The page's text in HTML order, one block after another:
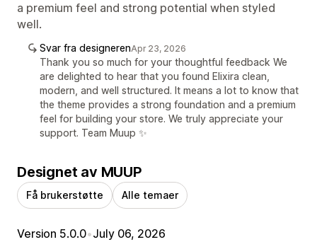
a premium feel and strong potential when styled
well.
Svar fra designerenApr 23, 2026
Thank you so much for your thoughtful feedback We
are delighted to hear that you found Elixira clean,
modern, and well structured. It means a lot to know that
the theme provides a strong foundation and a premium
feel for building your store. We truly appreciate your
support. Team Muup ✨
Designet av MUUP
Få brukerstøtte Alle temaer
Version 5.0.0•July 06, 2026